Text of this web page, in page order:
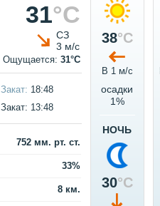
31°C
СЗ
3 м/с
Ощущается: 31°C
Закат: 18:48
Закат: 13:48
752 мм. рт. ст.
33%
8 км.
38°C
В 1 м/c
осадки
1%
НОЧЬ
30°C